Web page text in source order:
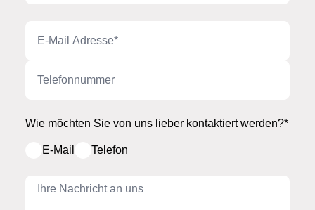
Wie möchten Sie von uns lieber kontaktiert werden?*
E-Mail Telefon
Ihre Nachricht an uns